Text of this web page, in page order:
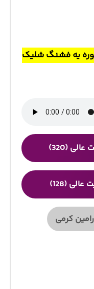
یه فشنگ شلیک
(320)
(128)
کرمی